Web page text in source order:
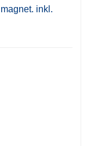
inkl.